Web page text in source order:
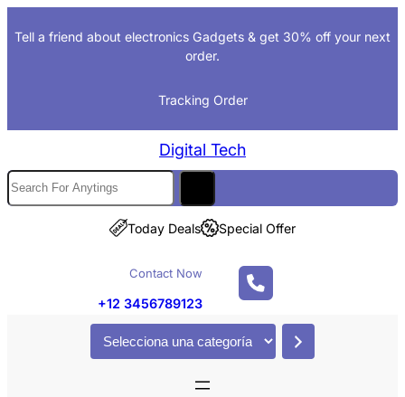
Tell a friend about electronics Gadgets & get 30% off your next
order.
Tracking Order
Digital Tech
e
a
Today Deals Special Offer
Contact Now
+12 3456789123
e